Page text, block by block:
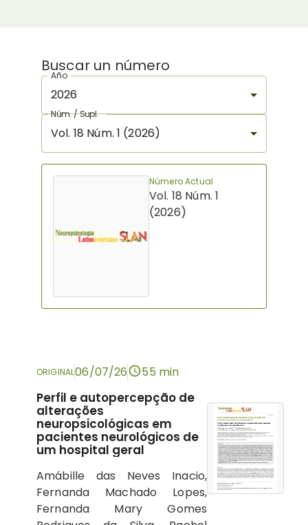
Buscar un número
Año
2026
Núm. / Supl.
Vol. 18 Núm. 1 (2026)
Número Actual
Vol. 18 Núm. 1
(2026)
ORIGINAL06/07/26 55 min
Perfil e autopercepção de
alterações
neuropsicológicas em
pacientes neurológicos de
um hospital geral
Amábille das Neves Inacio,
Fernanda Machado Lopes,
Fernanda Mary Gomes